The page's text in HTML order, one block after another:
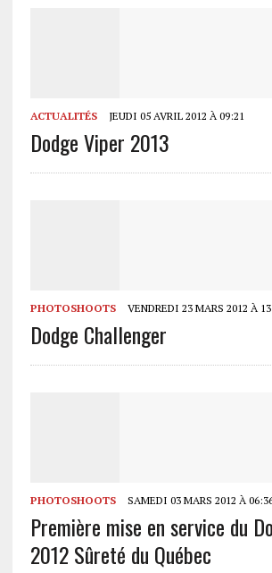
ACTUALITÉS JEUDI 05 AVRIL 2012 À 09:21
Dodge Viper 2013
PHOTOSHOOTS VENDREDI 23 MARS 2012 À
Dodge Challenger
PHOTOSHOOTS SAMEDI 03 MARS 2012 À
Première mise en service du
2012 Sûreté du Québec